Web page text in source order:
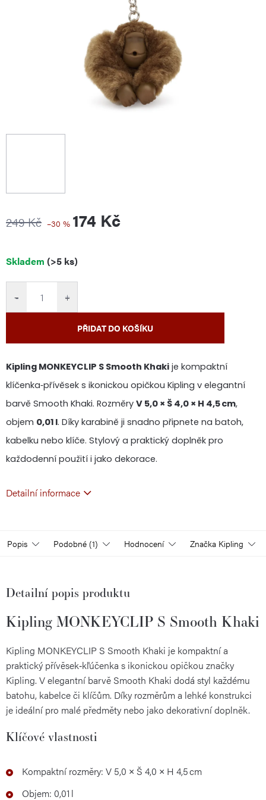
249 Kč –30 % 174 Kč
Měrná
Skladem (>5 ks)
+
−
PŘIDAT DO KOŠÍKU
Kipling MONKEYCLIP S Smooth Khaki je kompaktní
klíčenka‑přívěsek s ikonickou opičkou Kipling v elegantní
barvě Smooth Khaki. Rozměry V 5,0 × Š 4,0 × H 4,5 cm,
objem 0,01 l. Díky karabině ji snadno připnete na batoh,
kabelku nebo klíče. Stylový a praktický doplněk pro
každodenní použití i jako dekorace.
Detailní informace
Popis Podobné (1) Hodnocení Značka Kipling
Detailní popis produktu
Kipling MONKEYCLIP S Smooth Khaki
Kipling MONKEYCLIP S Smooth Khaki je kompaktní a
praktický přívěsek‑kľúčenka s ikonickou opičkou značky
Kipling. V elegantní barvě Smooth Khaki dodá styl každému
batohu, kabelce či klíčům. Díky rozměrům a lehké konstrukci
je ideální pro malé předměty nebo jako dekorativní doplněk.
Klíčové vlastnosti
Kompaktní rozměry: V 5,0 × Š 4,0 × H 4,5 cm
Objem: 0,01 l